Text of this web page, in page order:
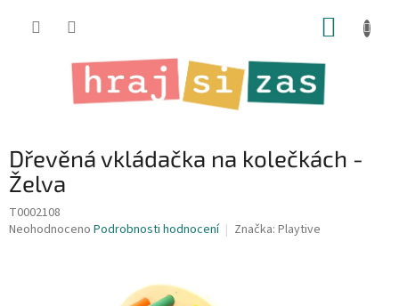
Dřevěná vkládačka na kolečkách -
Želva
T0002108
Průměrné
Neohodnoceno Podrobnosti hodnocení Značka: Playtive